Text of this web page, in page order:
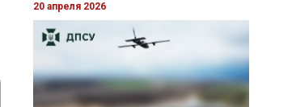
20 апреля 2026